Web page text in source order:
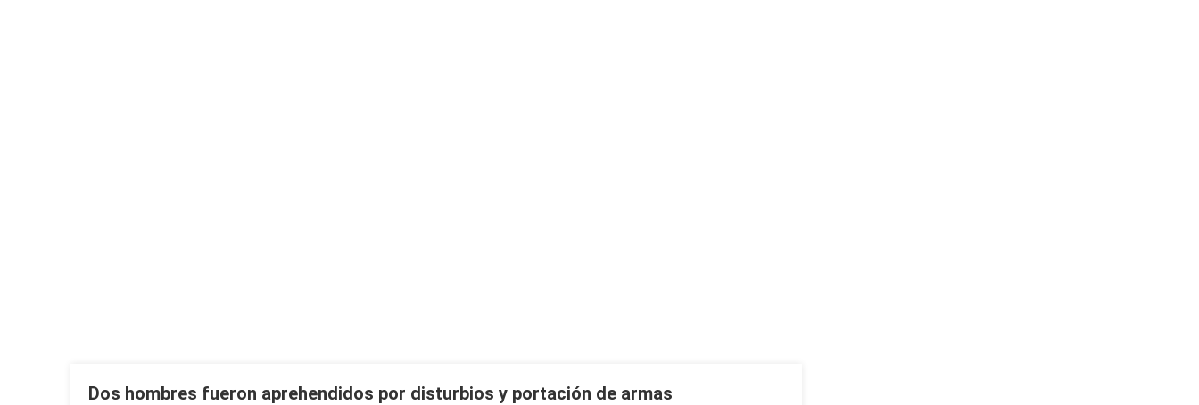
Dos hombres fueron aprehendidos por disturbios y portación de armas